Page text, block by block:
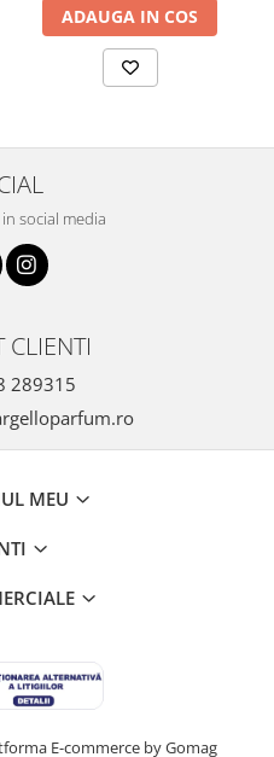
ADAUGA IN COS
social media
CLIENTI
289315
MEU
E-commerce by Gomag